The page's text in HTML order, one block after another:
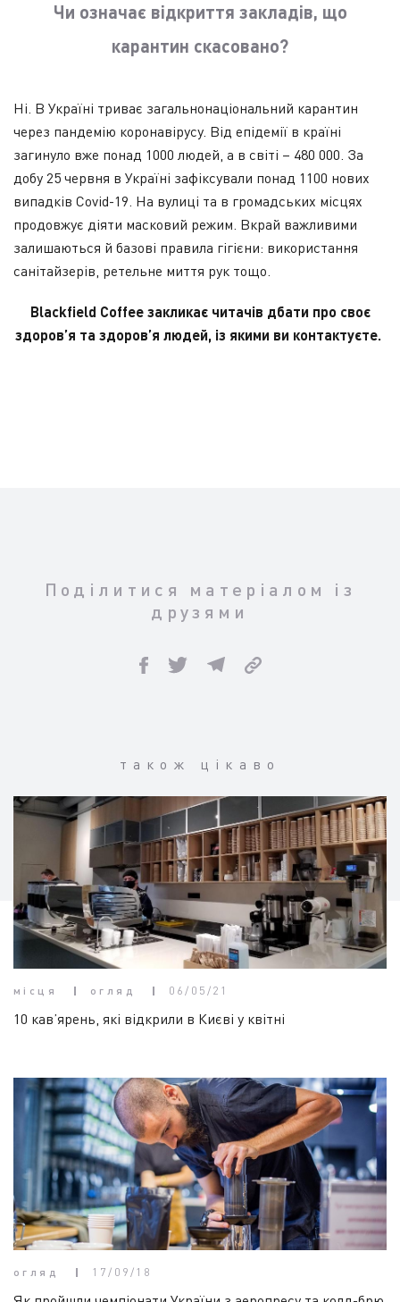
Чи означає відкриття закладів, що
карантин скасовано?
Ні. В Україні триває загальнонаціональний карантин
через пандемію коронавірусу. Від епідемії в країні
загинуло вже понад 1000 людей, а в світі – 480 000. За
добу 25 червня в Україні зафіксували понад 1100 нових
випадків Covid-19. На вулиці та в громадських місцях
продовжує діяти масковий режим. Вкрай важливими
залишаються й базові правила гігієни: використання
санітайзерів, ретельне миття рук тощо.
Blackfield Coffee закликає читачів дбати про своє
здоров’я та здоров’я людей, із якими ви контактуєте.
Поділитися матеріалом із
друзями
також цікаво
місця огляд 06/05/21
10 кав’ярень, які відкрили в Києві у квітні
огляд 17/09/18